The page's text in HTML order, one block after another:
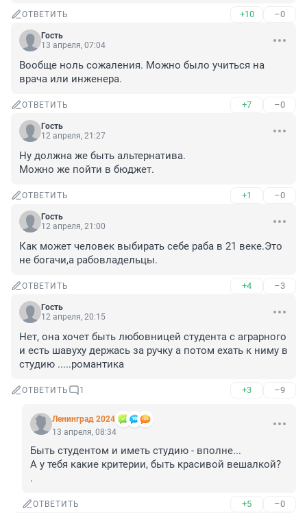
ОТВЕТИТЬ +10 –0
Гость
13 апреля, 07:04
Вообще ноль сожаления. Можно было учиться на
врача или инженера.
ОТВЕТИТЬ +7 –0
Гость
12 апреля, 21:27
Ну должна же быть альтернатива.
Можно же пойти в бюджет.
ОТВЕТИТЬ +1 –0
Гость
12 апреля, 21:00
Как может человек выбирать себе раба в 21 веке.Это
не богачи,а рабовладельцы.
ОТВЕТИТЬ +4 –3
Гость
12 апреля, 20:15
Нет, она хочет быть любовницей студента с аграрного
и есть шавуху держась за ручку а потом ехать к ниму в
студию .....романтика
ОТВЕТИТЬ 1 +3 –9
Ленинград 2024
13 апреля, 08:34
Быть студентом и иметь студию - вполне...
А у тебя какие критерии, быть красивой вешалкой?
.
ОТВЕТИТЬ +5 –0